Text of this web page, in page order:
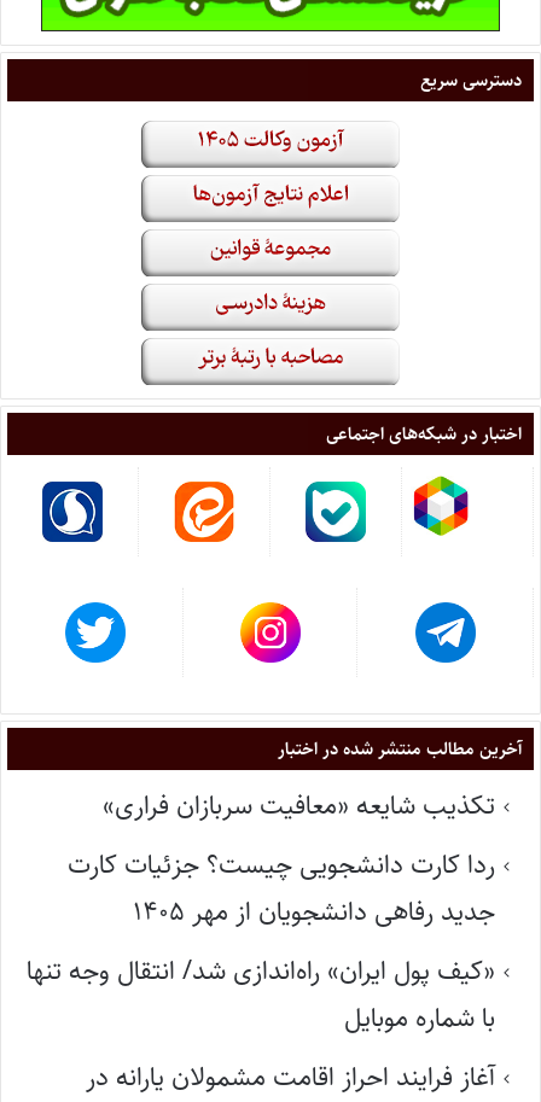
دسترسی سریع
اختبار در شبکه‌های اجتماعی
آخرین مطالب منتشر شده در اختبار
تکذیب شایعه «معافیت سربازان فراری»
ردا کارت دانشجویی چیست؟ جزئیات کارت
جدید رفاهی دانشجویان از مهر ۱۴۰۵
«کیف پول ایران» راه‌اندازی شد/ انتقال وجه تنها
با شماره موبایل
آغاز فرایند احراز اقامت مشمولان یارانه در